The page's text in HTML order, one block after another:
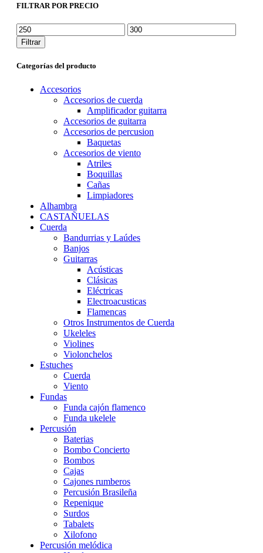
FILTRAR POR PRECIO
Precio
mínimo
Precio
máximo
Filtrar
Categorías del producto
Accesorios
Accesorios de cuerda
Amplificador guitarra
Accesorios de guitarra
Accesorios de percusion
Baquetas
Accesorios de viento
Atriles
Boquillas
Cañas
Limpiadores
Alhambra
CASTAÑUELAS
Cuerda
Bandurrias y Laúdes
Banjos
Guitarras
Acústicas
Clásicas
Eléctricas
Electroacusticas
Flamencas
Otros Instrumentos de Cuerda
Ukeleles
Violines
Violonchelos
Estuches
Cuerda
Viento
Fundas
Funda cajón flamenco
Funda ukelele
Percusión
Baterias
Bombo Concierto
Bombos
Cajas
Cajones rumberos
Percusión Brasileña
Repenique
Surdos
Tabalets
Xilofono
Percusión melódica